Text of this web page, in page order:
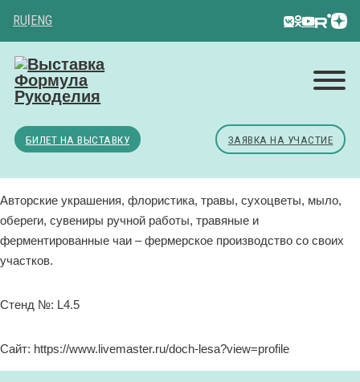
RU ENG
БИЛЕТ НА ВЫСТАВКУ ЗАЯВКА НА УЧАСТИЕ
Авторские украшения, флористика, травы, сухоцветы, мыло,
обереги, сувениры ручной работы, травяные и
ферментированные чаи – фермерское производство со своих
участков.
Стенд №: L4.5
Сайт: https://www.livemaster.ru/doch-lesa?view=profile